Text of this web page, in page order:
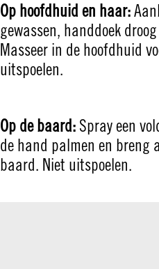
Op hoofdhuid en haar:
gewassen, handdoek
Masseer in de hoofdhuid
uitspoelen.
Op de baard: Spray een
de hand palmen en breng
baard. Niet uitspoelen.